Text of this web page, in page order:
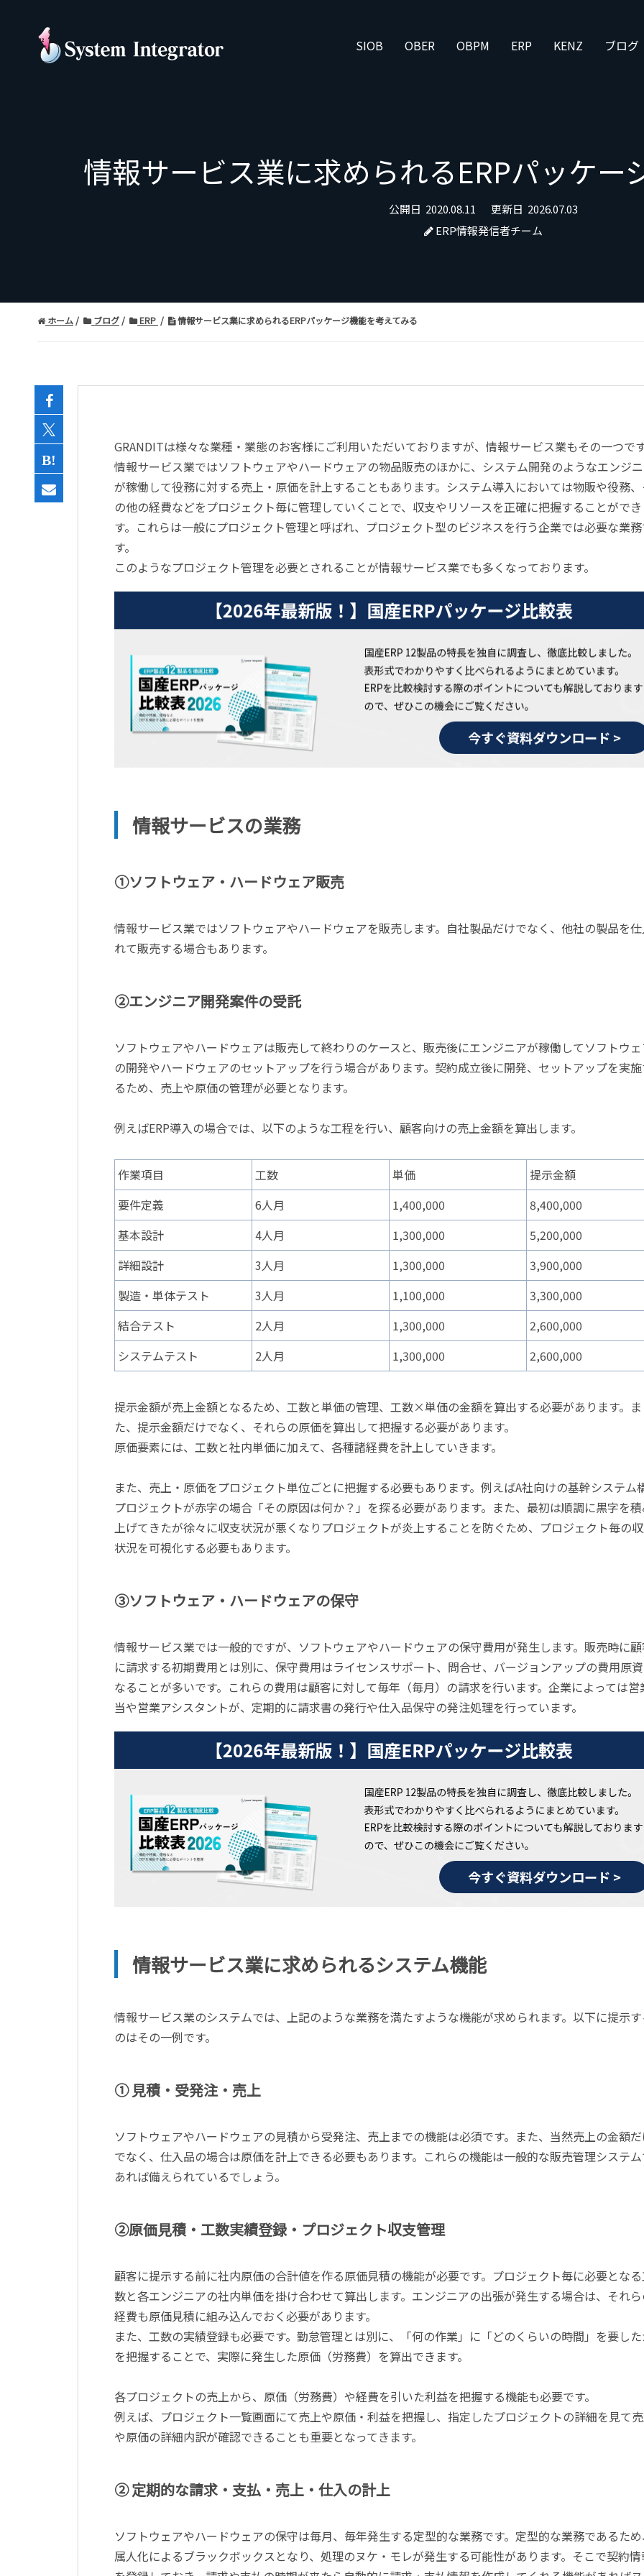
SIOB OBER OBPM ERP KENZ ブログ
情報サービス業に求められるERPパッケー
公開日 2020.08.11 更新日 2026.07.03
ERP情報発信者チーム
ホーム ブログ ERP 情報サービス業に求められるERPパッケージ機能を考えてみる
GRANDITは様々な業種・業態のお客様にご利用いただいておりますが、情報サービス業もその一つです
情報サービス業ではソフトウェアやハードウェアの物品販売のほかに、システム開発のようなエンジ
が稼働して役務に対する売上・原価を計上することもあります。システム導入においては物販や役務
の他の経費などをプロジェクト毎に管理していくことで、収支やリソースを正確に把握することができ
す。これらは一般にプロジェクト管理と呼ばれ、プロジェクト型のビジネスを行う企業では必要な業
す。
このようなプロジェクト管理を必要とされることが情報サービス業でも多くなっております。
情報サービスの業務
①ソフトウェア・ハードウェア販売
情報サービス業ではソフトウェアやハードウェアを販売します。自社製品だけでなく、他社の製品を仕
れて販売する場合もあります。
②エンジニア開発案件の受託
ソフトウェアやハードウェアは販売して終わりのケースと、販売後にエンジニアが稼働してソフトウ
の開発やハードウェアのセットアップを行う場合があります。契約成立後に開発、セットアップを実
るため、売上や原価の管理が必要となります。
例えばERP導入の場合では、以下のような工程を行い、顧客向けの売上金額を算出します。
作業項目 工数 単価
提示金額
要件定義
6人月 1,400,000
8,400,000
基本設計
4人月 1,300,000
5,200,000
詳細設計
3人月 1,300,000
3,900,000
製造・単体テスト
3人月 1,100,000
3,300,000
結合テスト
2人月 1,300,000
2,600,000
システムテスト
2人月 1,300,000 2,600,000
提示金額が売上金額となるため、工数と単価の管理、工数×単価の金額を算出する必要があります。ま
た、提示金額だけでなく、それらの原価を算出して把握する必要があります。
原価要素には、工数と社内単価に加えて、各種諸経費を計上していきます。
また、売上・原価をプロジェクト単位ごとに把握する必要もあります。例えばA社向けの基幹システム
プロジェクトが赤字の場合「その原因は何か？」を探る必要があります。また、最初は順調に黒字を
上げてきたが徐々に収支状況が悪くなりプロジェクトが炎上することを防ぐため、プロジェクト毎の
状況を可視化する必要もあります。
③ソフトウェア・ハードウェアの保守
情報サービス業では一般的ですが、ソフトウェアやハードウェアの保守費用が発生します。販売時に
に請求する初期費用とは別に、保守費用はライセンスサポート、問合せ、バージョンアップの費用原
なることが多いです。これらの費用は顧客に対して毎年（毎月）の請求を行います。企業によっては営
当や営業アシスタントが、定期的に請求書の発行や仕入品保守の発注処理を行っています。
情報サービス業に求められるシステム機能
情報サービス業のシステムでは、上記のような業務を満たすような機能が求められます。以下に提示す
のはその一例です。
① 見積・受発注・売上
ソフトウェアやハードウェアの見積から受発注、売上までの機能は必須です。また、当然売上の金額
でなく、仕入品の場合は原価を計上できる必要もあります。これらの機能は一般的な販売管理システ
あれば備えられているでしょう。
②原価見積・工数実績登録・プロジェクト収支管理
顧客に提示する前に社内原価の合計値を作る原価見積の機能が必要です。プロジェクト毎に必要とな
数と各エンジニアの社内単価を掛け合わせて算出します。エンジニアの出張が発生する場合は、それ
経費も原価見積に組み込んでおく必要があります。
また、工数の実績登録も必要です。勤怠管理とは別に、「何の作業」に「どのくらいの時間」を要し
を把握することで、実際に発生した原価（労務費）を算出できます。
各プロジェクトの売上から、原価（労務費）や経費を引いた利益を把握する機能も必要です。
例えば、プロジェクト一覧画面にて売上や原価・利益を把握し、指定したプロジェクトの詳細を見て
や原価の詳細内訳が確認できることも重要となってきます。
② 定期的な請求・支払・売上・仕入の計上
ソフトウェアやハードウェアの保守は毎月、毎年発生する定型的な業務です。定型的な業務であるため
属人化によるブラックボックスとなり、処理のヌケ・モレが発生する可能性があります。そこで契約情